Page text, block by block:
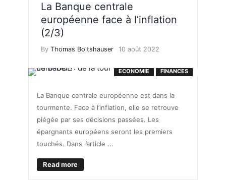
La Banque centrale
européenne face à l’inflation
(2/3)
By Thomas Boltshauser 10 août 2022
ECONOMIE FINANCES
La Banque centrale européenne est dans la
tourmente. Face à l’inflation, elle se retrouve
piégée par ses décisions passées. Les
épargnants européens seront les premiers
touchés. Dans l’article ...
Read more